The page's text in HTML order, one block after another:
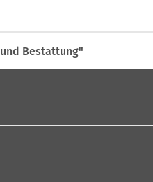
Bestattung"